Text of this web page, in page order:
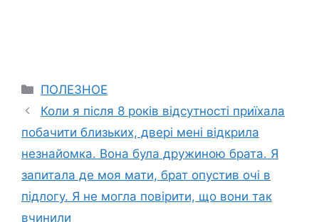
Categories
ПОЛЕЗНОЕ
Коли я після 8 років відсутності приїхала
побачити близьких, двері мені відкрила
незнайомка. Вона була дружиною брата. Я
запитала де моя мати, брат опустив очі в
підлогу. Я не могла повірити, що вони так
вчинили